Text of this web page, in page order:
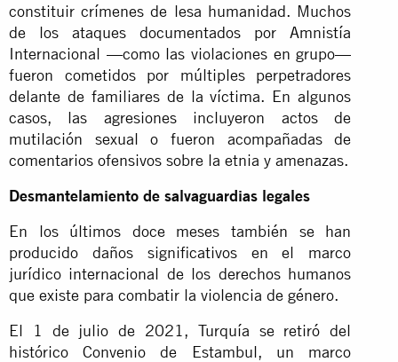
constituir crímenes de lesa humanidad. Muchos
de los ataques documentados por Amnistía
Internacional —como las violaciones en grupo—
fueron cometidos por múltiples perpetradores
delante de familiares de la víctima. En algunos
casos, las agresiones incluyeron actos de
mutilación sexual o fueron acompañadas de
comentarios ofensivos sobre la etnia y amenazas.
Desmantelamiento de salvaguardias legales
En los últimos doce meses también se han
producido daños significativos en el marco
jurídico internacional de los derechos humanos
que existe para combatir la violencia de género.
El 1 de julio de 2021, Turquía se retiró del
histórico Convenio de Estambul, un marco